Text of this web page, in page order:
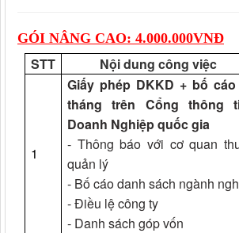
GÓI NÂNG CAO: 4.000.000VNĐ
STT Nội dung công việc
1
Giấy phép DKKD + bố cáo
tháng trên Cổng thông
Doanh Nghiệp quốc gia
- Thông báo với cơ quan
quản lý
- Bố cáo danh sách ngành
- Điều lệ công ty
- Danh sách góp vốn